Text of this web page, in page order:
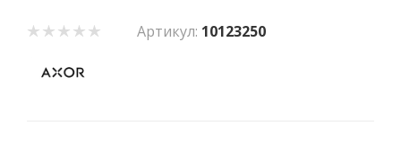
Артикул: 10123250